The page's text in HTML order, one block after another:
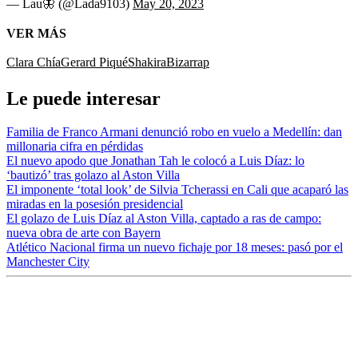
— Lau🦋 (@Lada9103) May 20, 2023
VER MÁS
Clara ChíaGerard PiquéShakiraBizarrap
Le puede interesar
Familia de Franco Armani denunció robo en vuelo a Medellín: dan
millonaria cifra en pérdidas
El nuevo apodo que Jonathan Tah le colocó a Luis Díaz: lo
‘bautizó’ tras golazo al Aston Villa
El imponente ‘total look’ de Silvia Tcherassi en Cali que acaparó las
miradas en la posesión presidencial
El golazo de Luis Díaz al Aston Villa, captado a ras de campo:
nueva obra de arte con Bayern
Atlético Nacional firma un nuevo fichaje por 18 meses: pasó por el
Manchester City